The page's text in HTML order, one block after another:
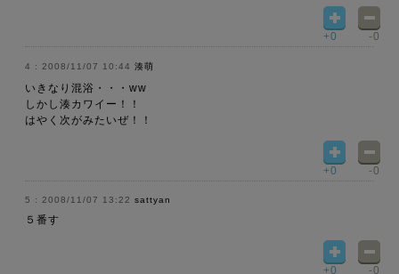
+0 -0
2008/11/07 10:44 湊萌
いきなり混浴・・・ww
しかし湊カワイー！！
はやく次がみたいぜ！！
+0 -0
2008/11/07 13:22 sattyan
５番す
+0 -0